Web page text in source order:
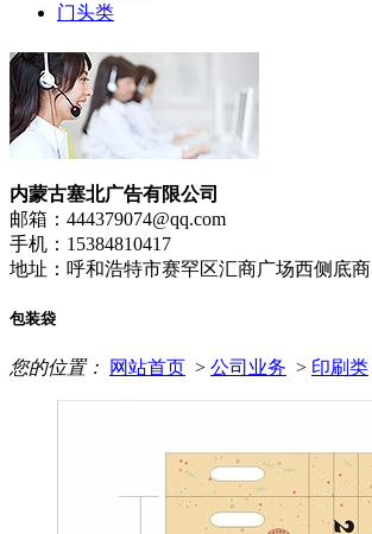
门头类
内蒙古塞北广告有限公司
邮箱：444379074@qq.com
手机：15384810417
地址：呼和浩特市赛罕区汇商广场西侧底商
包装袋
您的位置： 网站首页 > 公司业务 > 印刷类